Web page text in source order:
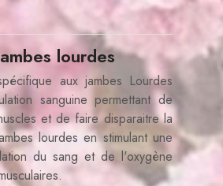
lourdes
aux jambes Lourdes
sanguine permettant de
et de faire disparaitre la
lourdes en stimulant une
du sang et de l'oxygène